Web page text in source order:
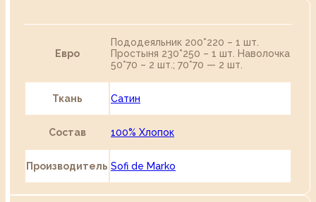
Евро
Пододеяльник 200*220 – 1 шт.
Простыня 230*250 – 1 шт. Наволочка
50*70 – 2 шт.; 70*70 — 2 шт.
Ткань Сатин
Состав 100% Хлопок
Производитель Sofi de Marko